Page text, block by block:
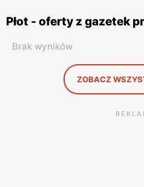
Płot - oferty z gazetek
Brak wyników
ZOBACZ